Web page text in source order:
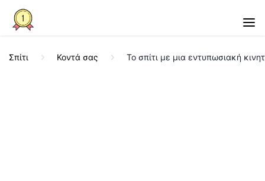
Σπίτι Κοντά σας Το σπίτι με μια εντυπωσιακή